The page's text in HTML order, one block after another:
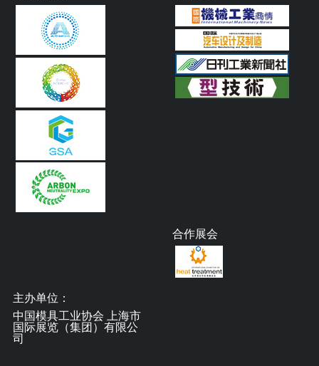
合作展会
主办单位：
中国模具工业协会 上海市
国际展览（集团）有限公
司